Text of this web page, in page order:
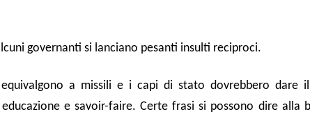
governanti si lanciano pesanti insulti reciproci.
a missili e i capi di stato dovrebbero dare
e savoir-faire. Certe frasi si possono dire alla